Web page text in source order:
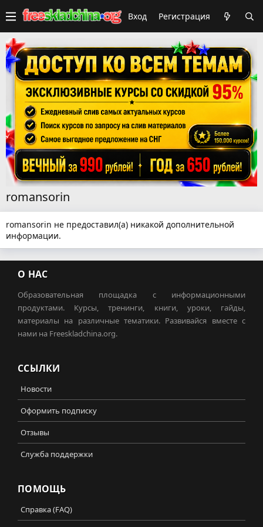
Вход Регистрация
romansorin
romansorin не предоставил(а) никакой дополнительной
информации.
О НАС
Образовательная площадка с информационными
продуктами. Курсы, тренинги, книги, уроки, гайды,
материалы на различные тематики. Развивайся вместе с
нами на Freeskladchina.org.
ССЫЛКИ
Новости
Оформить подписку
Отзывы
Служба поддержки
ПОМОЩЬ
Справка (FAQ)